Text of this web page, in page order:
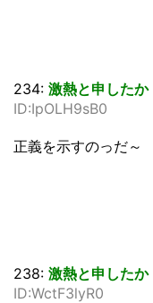
234: 激熱と申したか
ID:IpOLH9sB0
正義を示すのっだ～
238: 激熱と申したか
ID:WctF3lyR0